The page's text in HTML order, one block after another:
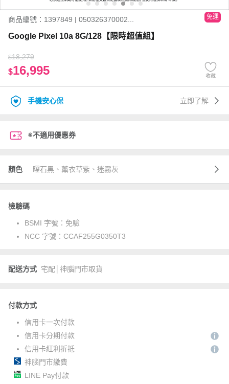
商品編號：1397849 | 050326370002... 免運
Google Pixel 10a 8G/128【限時超值組】
$18,279
$16,995 收藏
手機安心保 立即了解
※不適用優惠券
顏色 曜石黑、薰衣草紫、迷霧灰
檢驗碼
BSMI 字號： 免驗
NCC 字號： CCAF255G0350T3
配送方式 宅配│神腦門市取貨
付款方式
信用卡一次付款
信用卡分期付款
信用卡紅利折抵
神腦門市繳費
LINE Pay付款